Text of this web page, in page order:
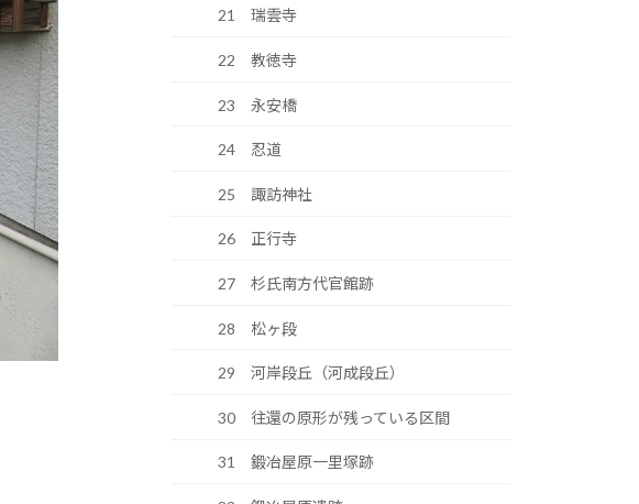
21 瑞雲寺
22 教徳寺
23 永安橋
24 忍道
25 諏訪神社
26 正行寺
27 杉氏南方代官館跡
28 松ヶ段
29 河岸段丘（河成段丘）
30 往還の原形が残っている区間
31 鍛冶屋原一里塚跡